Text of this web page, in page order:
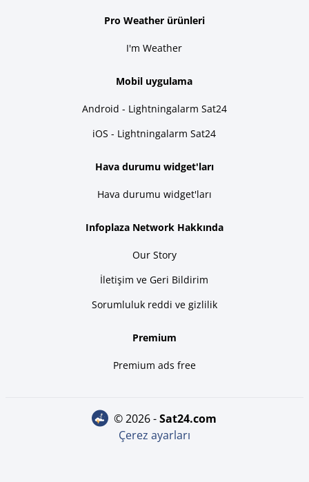
Pro Weather ürünleri
I'm Weather
Mobil uygulama
Android - Lightningalarm Sat24
iOS - Lightningalarm Sat24
Hava durumu widget'ları
Hava durumu widget'ları
Infoplaza Network Hakkında
Our Story
İletişim ve Geri Bildirim
Sorumluluk reddi ve gizlilik
Premium
Premium ads free
© 2026 - sat24.com
Çerez ayarları